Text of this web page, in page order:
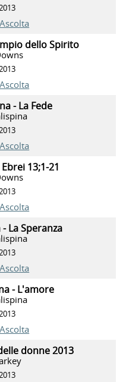
Ascolta
dello Spirito
Ascolta
- La Fede
Ascolta
13;1-21
Ascolta
La Speranza
Ascolta
- L'amore
Ascolta
donne 2013